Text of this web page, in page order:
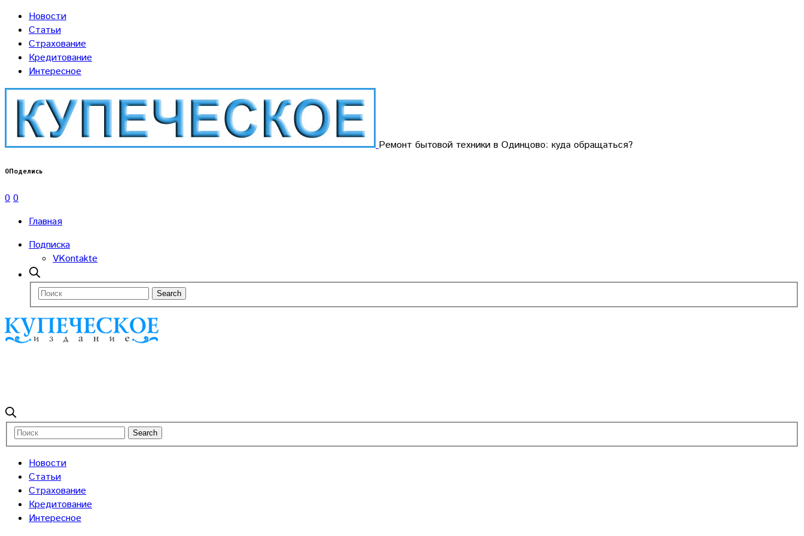
Новости
Статьи
Страхование
Кредитование
Интересное
Ремонт бытовой техники в Одинцово: куда обращаться?
0Поделись
0 0
Главная
Подписка
VKontakte
Новости
Статьи
Страхование
Кредитование
Интересное